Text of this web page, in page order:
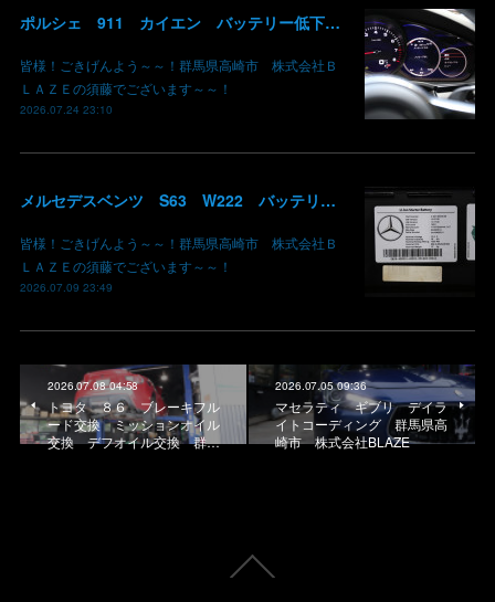
ポルシェ 911 カイエン バッテリー低下 車両エレクトリカルシステムエラー リチウムイオンバッテリー復旧 バッテリー上がり 充電できない ポルシェ修理 現車無し修理 群馬県 高崎 株式会社BLAZE
皆様！ごきげんよう～～！群馬県高崎市 株式会社Ｂ
ＬＡＺＥの須藤でございます～～！
2026.07.24 23:10
メルセデスベンツ S63 W222 バッテリー低下 車両エレクトリカルシステムエラー リチウムイオンバッテリー復旧 バッテリー上がり 充電できない ベンツ修理 現車無し修理 群馬県 高崎
皆様！ごきげんよう～～！群馬県高崎市 株式会社Ｂ
ＬＡＺＥの須藤でございます～～！
2026.07.09 23:49
2026.07.08 04:58
トヨタ ８６ ブレーキフル
ード交換 ミッションオイル
交換 デフオイル交換 群…
2026.07.05 09:36
マセラティ ギブリ デイラ
イトコーディング 群馬県高
崎市 株式会社BLAZE